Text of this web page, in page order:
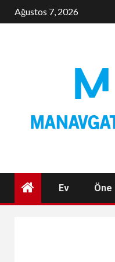
Ağustos 7, 2026
Ev Öne